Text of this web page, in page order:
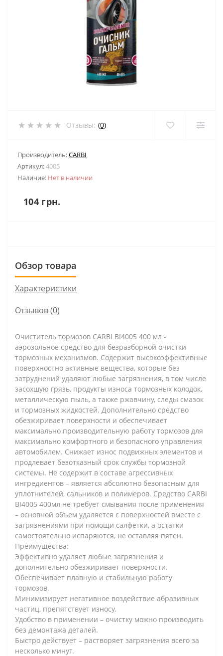
Отзывы: (0)
Производитель:CARBI
Артикул:4005
Наличие: Нет в наличии
104 грн.
Обзор товара
Характеристики
Отзывов (0)
Очиститель тормозов CARBI BI4005 400 мл -
аэрозольное средство для безразборной очистки
тормозных механизмов. Содержит высокоэффективные
поверхностно активные вещества, которые без
затруднений удаляют любые загрязнения, в том числе
засохшую грязь, продукты износа тормозных колодок,
металлическую пыль, а также ржавчину, следы смазок
и тормозных жидкостей. Дополнительно средство
обезжиривает поверхности и обеспечивает
максимально производительную работу тормозов для
максимально комфортного и безопасного управления
автомобилем. Снижает износ подвижных элементов и
продлевает безотказный срок службы тормозной
системы. Не содержит в составе агрессивных
ингредиентов – является абсолютно безопасным для
уплотнителей, сальников и полимеров. Средство CARBI
BI4005 400мл не требует смывания после применения
– основной объем удаляется с поверхностей вместе с
загрязнениями при помощи салфетки, а остатки
самостоятельно испаряются, не оставляя пятен.
Преимущества:
Эффективно удаляет любые загрязнения и
дополнительно обезжиривает поверхности.
Обеспечивает плавную и стабильную работу
тормозов.
Минимизирует негативное воздействие абразивных
частиц, препятствует износу.
Удобство в применении – очистку можно производить
без демонтажа деталей.
Быстро действует – растворяет загрязнения всего за
несколько минут.